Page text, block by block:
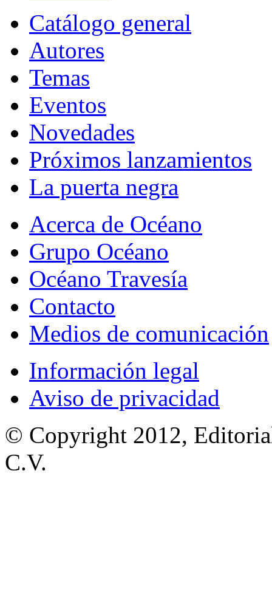
Catálogo general
Autores
Temas
Eventos
Novedades
Próximos lanzamientos
La puerta negra
Acerca de Océano
Grupo Océano
Océano Travesía
Contacto
Medios de comunicación
Información legal
Aviso de privacidad
© Copyright 2012,
C.V.